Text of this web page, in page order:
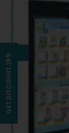
GET DISCOUNT 25%